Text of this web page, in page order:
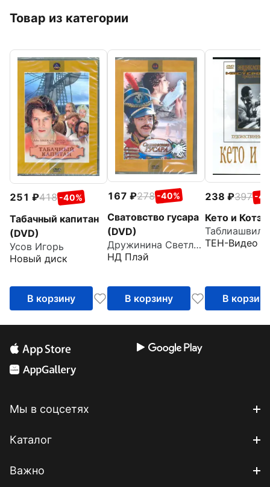
Товар из категории
251 418 -40%
Табачный капитан
(DVD)
Усов Игорь
Новый диск
В корзину
167 278 -40%
Сватовство гусара
(DVD)
Дружинина Светлана
НД Плэй
В корзину
238 397 -
Кето и Котэ
ТЕН-Видео
В корзину
Мы в соцсетях
Каталог
Важно